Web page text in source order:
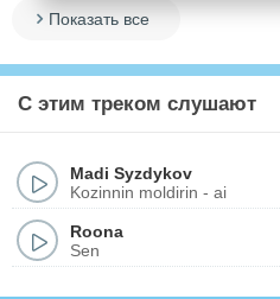
Показать все
С этим треком слушают
Madi Syzdykov
Kozinnin moldirin - ai
Roona
Sen